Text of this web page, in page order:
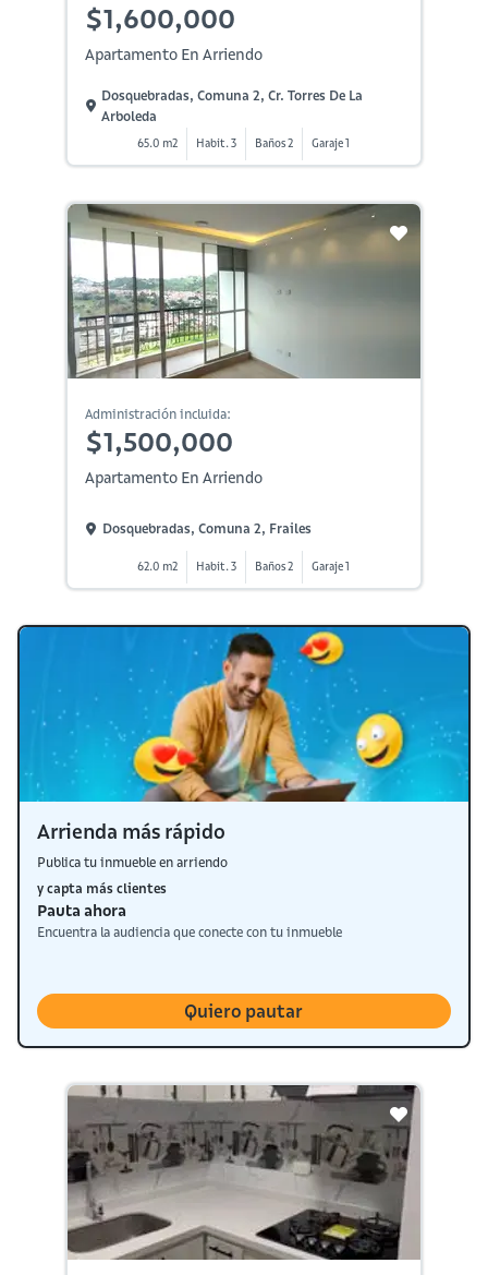
$1,600,000
Apartamento En Arriendo
Dosquebradas, Comuna 2, Cr. Torres De La
Arboleda
65.0 m2 Habit. 3 Baños 2 Garaje 1
Administración incluida:
$1,500,000
Apartamento En Arriendo
Dosquebradas, Comuna 2, Frailes
62.0 m2 Habit. 3 Baños 2 Garaje 1
Arrienda más rápido
Publica tu inmueble en arriendo
y capta más clientes
Pauta ahora
Encuentra la audiencia que conecte con tu inmueble
Quiero pautar